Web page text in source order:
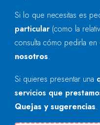
Si lo que necesitas es
particular (como la
consulta cómo pedirla en
nosotros.
Si quieres presentar una
servicios que
Quejas y sugerencias.